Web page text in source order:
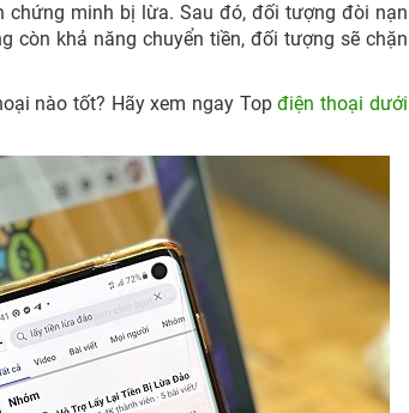
minh bị lừa. Sau đó, đối tượng đòi nạn
còn khả năng chuyển tiền, đối tượng sẽ chặn
nào tốt? Hãy xem ngay Topđiện thoại dưới